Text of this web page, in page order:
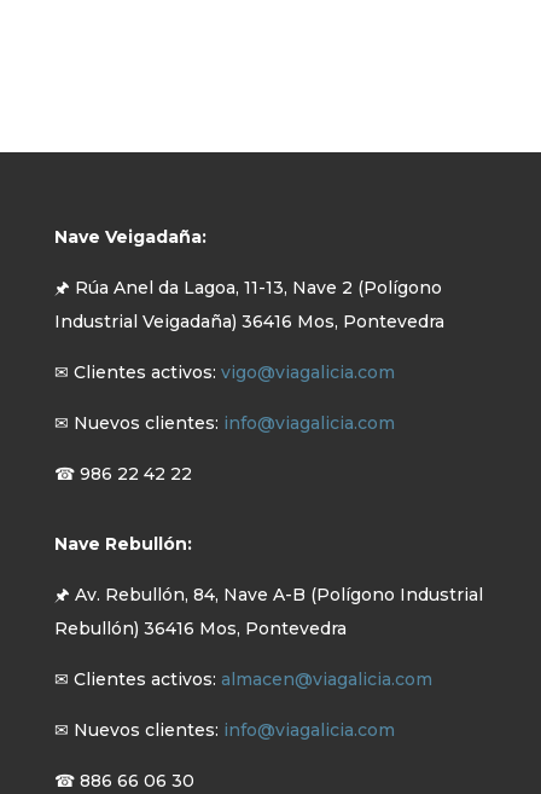
Nave Veigadaña:
🖈 Rúa Anel da Lagoa, 11-13, Nave 2 (Polígono
Industrial Veigadaña) 36416 Mos, Pontevedra
✉ Clientes activos: vigo@viagalicia.com
✉ Nuevos clientes: info@viagalicia.com
☎ 986 22 42 22
Nave Rebullón:
🖈 Av. Rebullón, 84, Nave A-B (Polígono Industrial
Rebullón) 36416 Mos, Pontevedra
✉ Clientes activos: almacen@viagalicia.com
✉ Nuevos clientes: info@viagalicia.com
☎ 886 66 06 30